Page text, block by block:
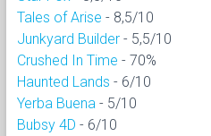
Tales of Arise - 8,5/10
Junkyard Builder - 5,5/10
Crushed In Time - 70%
Haunted Lands - 6/10
Yerba Buena - 5/10
Bubsy 4D - 6/10